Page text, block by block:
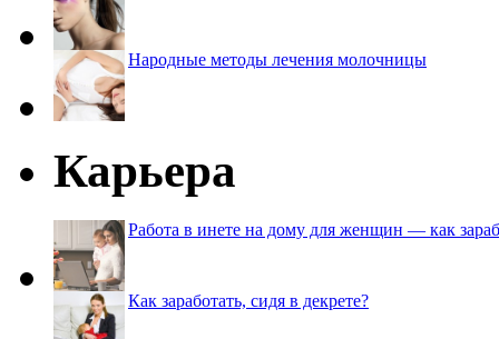
Народные методы лечения молочницы
Карьера
Работа в инете на дому для женщин — как
Как заработать, сидя в декрете?